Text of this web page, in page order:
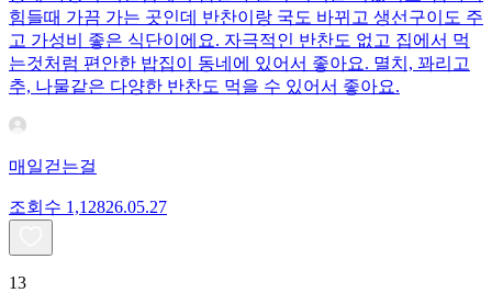
힘들때 가끔 가는 곳인데 반찬이랑 국도 바뀌고 생선구이도 주
고 가성비 좋은 식단이에요. 자극적인 반찬도 없고 집에서 먹
는것처럼 편안한 밥집이 동네에 있어서 좋아요. 멸치, 꽈리고
추, 나물같은 다양한 반찬도 먹을 수 있어서 좋아요.
매일걷는걸
조회수 1,12826.05.27
13